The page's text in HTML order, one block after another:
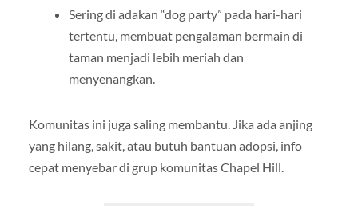
Sering di adakan “dog party” pada hari-hari
tertentu, membuat pengalaman bermain di
taman menjadi lebih meriah dan
menyenangkan.
Komunitas ini juga saling membantu. Jika ada anjing
yang hilang, sakit, atau butuh bantuan adopsi, info
cepat menyebar di grup komunitas Chapel Hill.